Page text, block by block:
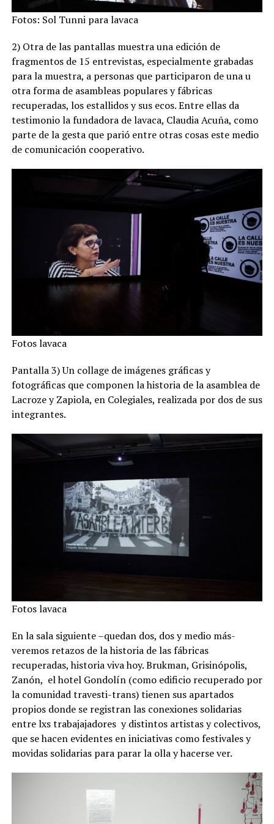
Fotos: Sol Tunni para lavaca
2) Otra de las pantallas muestra una edición de
fragmentos de 15 entrevistas, especialmente grabadas
para la muestra, a personas que participaron de una u
otra forma de asambleas populares y fábricas
recuperadas, los estallidos y sus ecos. Entre ellas da
testimonio la fundadora de lavaca, Claudia Acuña, como
parte de la gesta que parió entre otras cosas este medio
de comunicación cooperativo.
Fotos lavaca
Pantalla 3) Un collage de imágenes gráficas y
fotográficas que componen la historia de la asamblea de
Lacroze y Zapiola, en Colegiales, realizada por dos de sus
integrantes.
Fotos lavaca
En la sala siguiente –quedan dos, dos y medio más-
veremos retazos de la historia de las fábricas
recuperadas, historia viva hoy. Brukman, Grisinópolis,
Zanón, el hotel Gondolín (como edificio recuperado por
la comunidad travesti-trans) tienen sus apartados
propios donde se registran las conexiones solidarias
entre lxs trabajajadores y distintos artistas y colectivos,
que se hacen evidentes en iniciativas como festivales y
movidas solidarias para parar la olla y hacerse ver.